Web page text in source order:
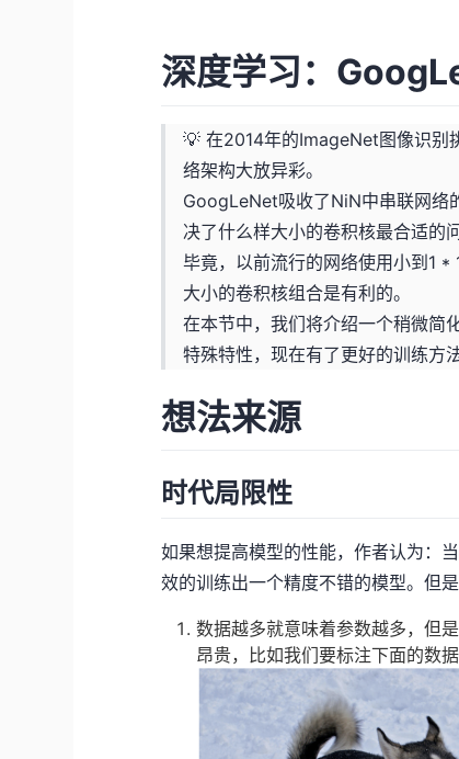
深度学习：
💡 在2014年的ImageNet图像识
络架构大放异彩。
GoogLeNet吸收了NiN中串联网络
决了什么样大小的卷积核最合适的问
毕竟，以前流行的网络使用小到1
大小的卷积核组合是有利的。
在本节中，我们将介绍一个稍微简
特殊特性，现在有了更好的训练方
想法来源
时代局限性
如果想提高模型的性能，作者认为：
效的训练出一个精度不错的模型。但
数据越多就意味着参数越多，但
昂贵，比如我们要标注下面的数据